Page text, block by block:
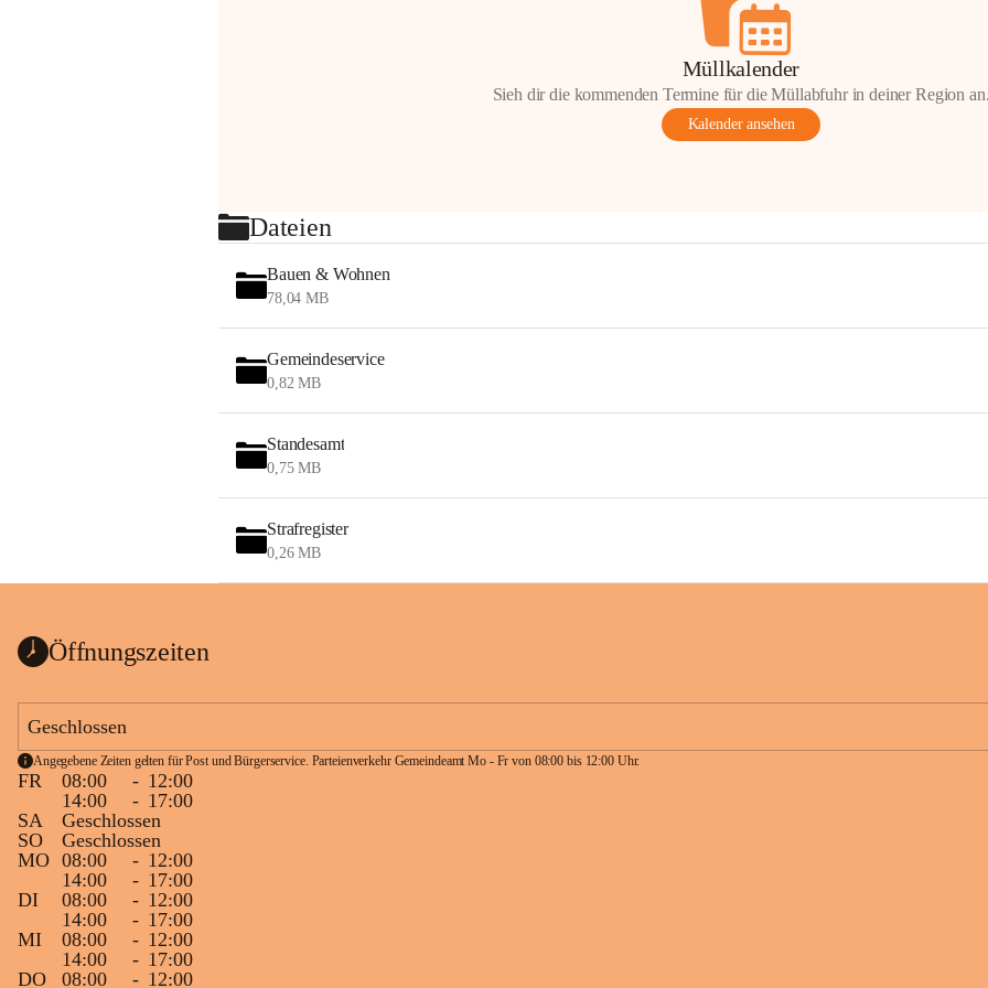
Müllkalender
Sieh dir die kommenden Termine für die Müllabfuhr in deiner Region
Kalender ansehen
Dateien
Bauen & Wohnen
78,04 MB
Gemeindeservice
0,82 MB
Standesamt
0,75 MB
Strafregister
0,26 MB
Öffnungszeiten
Geschlossen
Angegebene Zeiten gelten für Post und Bürgerservice. Parteienverkehr Gemeindeamt Mo - Fr von 08:00 bis 12:00 Uhr.
FR 08:00 - 12:00
14:00
- 17:00
SA
Geschlossen
SO
Geschlossen
MO 08:00 - 12:00
14:00
- 17:00
DI
08:00 - 12:00
14:00
- 17:00
MI
08:00 - 12:00
14:00
- 17:00
DO
08:00 - 12:00